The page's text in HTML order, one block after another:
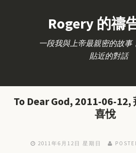
Rogery 的禱
一段我與上帝最親密的故事
貼近的對話
To Dear God, 2011-06-
喜悅
2011年6月12日 星期日